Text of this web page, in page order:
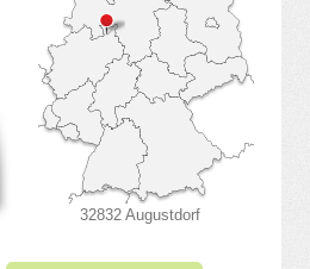
32832 Augustdorf